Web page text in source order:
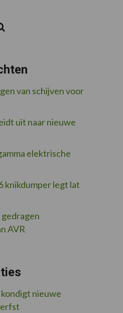
van schijven voor
uit naar nieuwe
elektrische
knikdumper legt lat
AVR
nieuwe